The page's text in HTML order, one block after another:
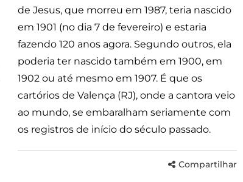
de Jesus, que morreu em 1987, teria nascido
em 1901 (no dia 7 de fevereiro) e estaria
fazendo 120 anos agora. Segundo outros, ela
poderia ter nascido também em 1900, em
1902 ou até mesmo em 1907. É que os
cartórios de Valença (RJ), onde a cantora veio
ao mundo, se embaralham seriamente com
os registros de início do século passado.
Compartilhar